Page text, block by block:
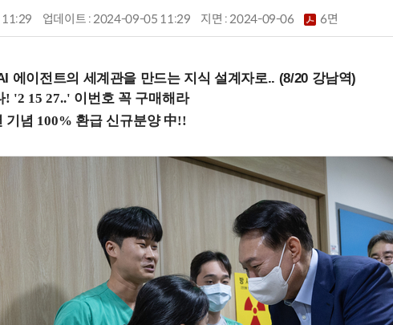
업데이트 : 2024-09-05 11:29 지면 :2024-09-06 6면
에이전트의 세계관을 만드는 지식 설계자로.. (8/20 강남역)